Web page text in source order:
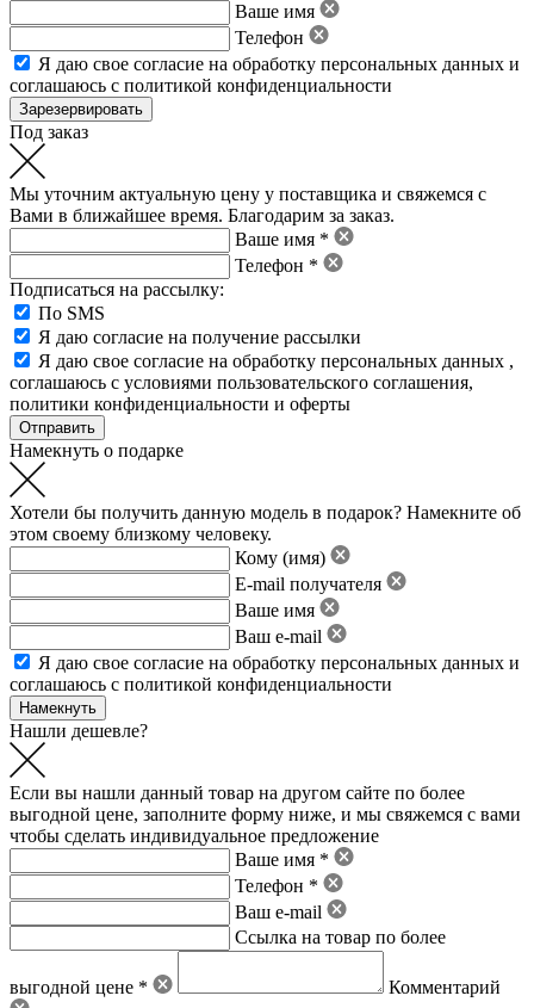
Ваше имя
Телефон
Я даю свое согласие на обработку персональных данных и
соглашаюсь с политикой конфиденциальности
Под заказ
Мы уточним актуальную цену у поставщика и свяжемся с
Вами в ближайшее время. Благодарим за заказ.
Ваше имя *
Телефон *
Подписаться на рассылку:
По SMS
Я даю согласие на получение рассылки
Я даю свое согласие на обработку персональных данных ,
соглашаюсь с условиями пользовательского соглашения,
политики конфиденциальности и оферты
Намекнуть о подарке
Хотели бы получить данную модель в подарок? Намекните об
этом своему близкому человеку.
Кому (имя)
E-mail получателя
Ваше имя
Ваш e-mail
Я даю свое согласие на обработку персональных данных и
соглашаюсь с политикой конфиденциальности
Нашли дешевле?
Если вы нашли данный товар на другом сайте по более
выгодной цене, заполните форму ниже, и мы свяжемся с вами
чтобы сделать индивидуальное предложение
Ваше имя *
Телефон *
Ваш e-mail
Ссылка на товар по более
выгодной цене * Комментарий